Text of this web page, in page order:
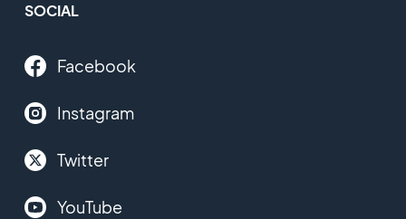
SOCIAL
Facebook
Instagram
Twitter
YouTube